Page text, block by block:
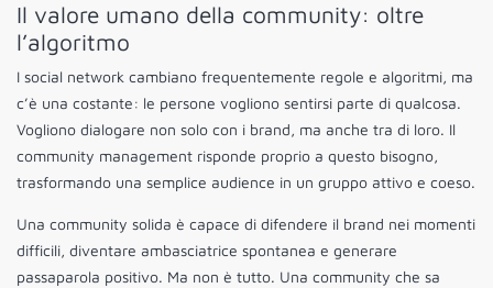
Il valore umano della community: oltre
l’algoritmo
I social network cambiano frequentemente regole e algoritmi, ma
c’è una costante: le persone vogliono sentirsi parte di qualcosa.
Vogliono dialogare non solo con i brand, ma anche tra di loro. Il
community management risponde proprio a questo bisogno,
trasformando una semplice audience in un gruppo attivo e coeso.
Una community solida è capace di difendere il brand nei momenti
difficili, diventare ambasciatrice spontanea e generare
passaparola positivo. Ma non è tutto. Una community che sa